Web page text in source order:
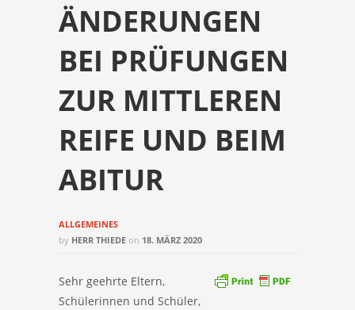
ÄNDERUNGEN
BEI PRÜFUNGEN
ZUR MITTLEREN
REIFE UND BEIM
ABITUR
ALLGEMEINES
by HERR THIEDE on 18. MÄRZ 2020
Sehr geehrte Eltern,
Schülerinnen und Schüler,